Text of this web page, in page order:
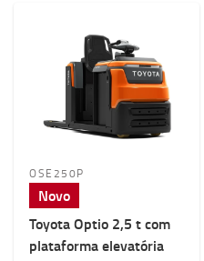
OSE250P
Novo
Toyota Optio 2,5 t com
plataforma elevatória